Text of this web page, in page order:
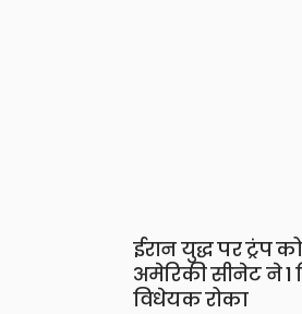
ईरान युद्ध पर ट्रंप
अमेरिकी सीनेट ने 1
विधेयक रोका